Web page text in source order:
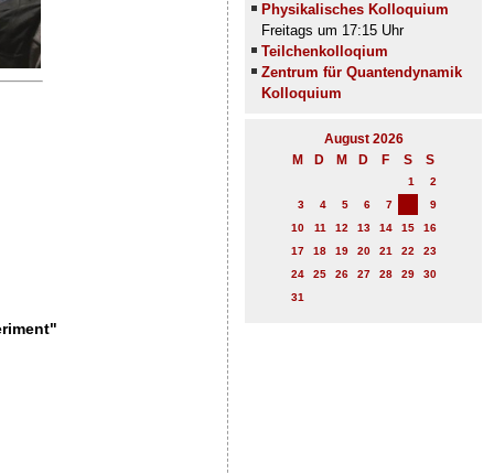
Physikalisches Kolloquium
Freitags um 17:15 Uhr
Teilchenkolloqium
Zentrum für Quantendynamik
Kolloquium
August 2026
M
D M D F S S
1
2
3
4 5 6 7
9
10
11 12 13 14 15
16
17
18 19 20 21 22
23
24
25 26 27 28 29
30
31